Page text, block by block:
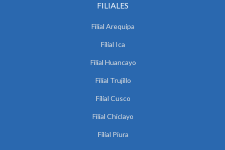
FILIALES
Filial Arequipa
Filial Ica
Filial Huancayo
Filial Trujillo
Filial Cusco
Filial Chiclayo
Filial Piura